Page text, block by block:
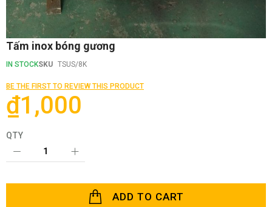
Skip
the
of
the
images
gallery
Tấm inox bóng gương
IN STOCKSKU TSUS/8K
BE THE FIRST TO REVIEW THIS PRODUCT
₫1,000
QTY
ADD TO CART